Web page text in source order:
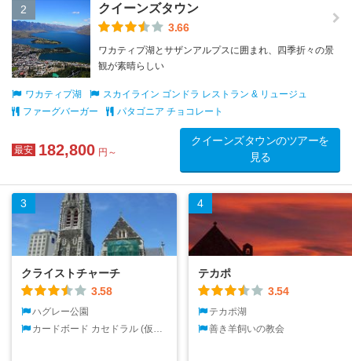
2 クイーンズタウン
3.66
ワカティプ湖とサザンアルプスに囲まれ、四季折々の景
観が素晴らしい
ワカティプ湖
スカイライン ゴンドラ レストラン & リュージュ
ファーグバーガー
パタゴニア チョコレート
最安 182,800 円～
クイーンズタウンのツアーを
見る
3
クライストチャーチ
3.58
ハグレー公園
カードボード カセドラル (仮設
4
テカポ
3.54
テカポ湖
善き羊飼いの教会